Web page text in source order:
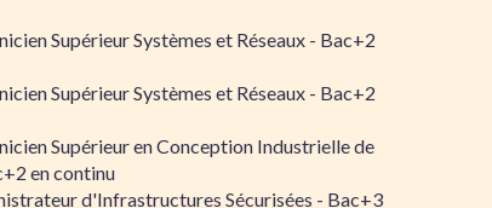
Supérieur Systèmes et Réseaux - Bac+2
Supérieur Systèmes et Réseaux - Bac+2
Supérieur en Conception Industrielle de
en continu
d'Infrastructures Sécurisées - Bac+3